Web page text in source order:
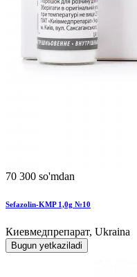
70 300 so'mdan
Sefazolin-KMP 1,0g №10
Киевмедпрепарат, Ukraina
Bugun yetkaziladi